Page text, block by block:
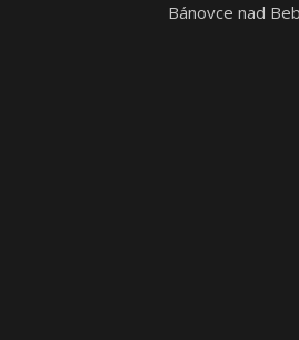
Bánovce nad